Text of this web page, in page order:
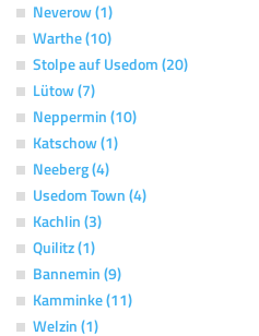
Neverow (1)
Warthe (10)
Stolpe auf Usedom (20)
Lütow (7)
Neppermin (10)
Katschow (1)
Neeberg (4)
Usedom Town (4)
Kachlin (3)
Quilitz (1)
Bannemin (9)
Kamminke (11)
Welzin (1)